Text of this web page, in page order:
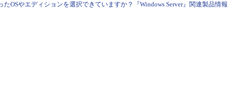
たOSやエディションを選択できていますか？『Windows Server』関連製品情報